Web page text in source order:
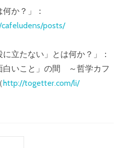
か？」：
cafeludens/posts/
立たない」とは何か？」：
白いこと」の間 ～哲学カフ
http://togetter.com/li/